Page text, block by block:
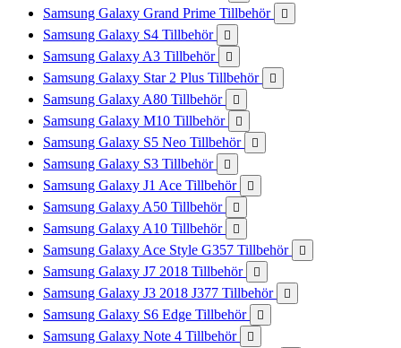
Samsung Galaxy Grand Prime Tillbehör 
Samsung Galaxy S4 Tillbehör 
Samsung Galaxy A3 Tillbehör 
Samsung Galaxy Star 2 Plus Tillbehör 
Samsung Galaxy A80 Tillbehör 
Samsung Galaxy M10 Tillbehör 
Samsung Galaxy S5 Neo Tillbehör 
Samsung Galaxy S3 Tillbehör 
Samsung Galaxy J1 Ace Tillbehör 
Samsung Galaxy A50 Tillbehör 
Samsung Galaxy A10 Tillbehör 
Samsung Galaxy Ace Style G357 Tillbehör 
Samsung Galaxy J7 2018 Tillbehör 
Samsung Galaxy J3 2018 J377 Tillbehör 
Samsung Galaxy S6 Edge Tillbehör 
Samsung Galaxy Note 4 Tillbehör 